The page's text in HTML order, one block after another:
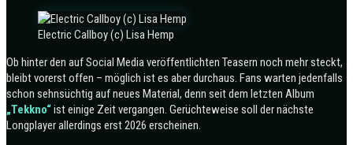
Electric Callboy (c) Lisa Hemp
Ob hinter den auf Social Media veröffentlichten Teasern noch mehr steckt,
bleibt vorerst offen – möglich ist es aber durchaus. Fans warten jedenfalls
schon sehnsüchtig auf neues Material, denn seit dem letzten Album
„Tekkno“ist einige Zeit vergangen. Gerüchteweise soll der nächste
Longplayer allerdings erst 2026 erscheinen.